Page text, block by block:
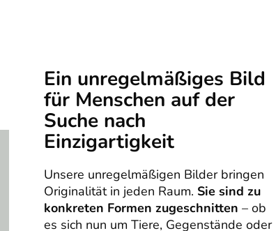
Ein unregelmäßiges Bild
für Menschen auf der
Suche nach
Einzigartigkeit
Unsere unregelmäßigen Bilder bringen
Originalität in jeden Raum. Sie sind zu
konkreten Formen zugeschnitten – ob
es sich nun um Tiere, Gegenstände oder